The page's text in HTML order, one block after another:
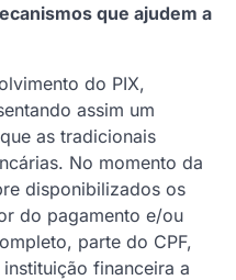
que ajudem a
do PIX,
assim um
as tradicionais
No momento da
disponibilizados os
do pagamento e/ou
parte do CPF,
financeira a